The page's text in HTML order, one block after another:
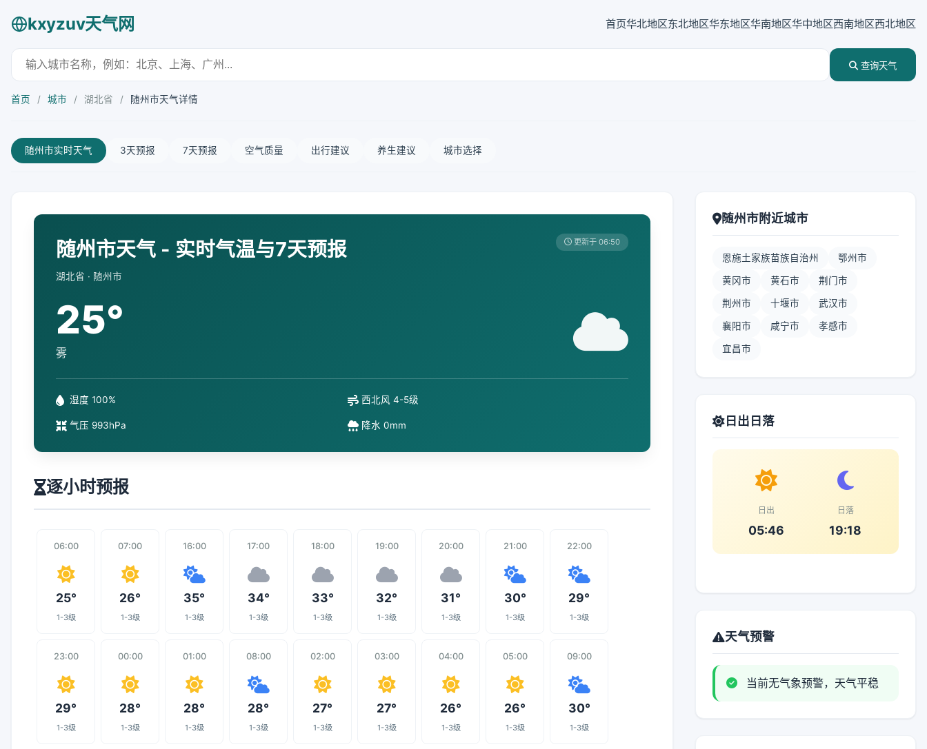
kxyzuv天气网 首页华北地区东北地区华东地区华南地区华中地区西南地区西北地区
查询天气
首页 / 城市 / 湖北省 / 随州市天气详情
随州市实时天气 3天预报 7天预报 空气质量 出行建议 养生建议 城市选择
随州市天气 - 实时气温与7天预报
湖北省 · 随州市
更新于 06:50
25°
雾
湿度 100% 西北风 4-5级
气压 993hPa 降水 0mm
逐小时预报
06:00
25°
1-3级
07:00
26°
1-3级
16:00
35°
1-3级
17:00
34°
1-3级
18:00
33°
1-3级
19:00
32°
1-3级
20:00
31°
1-3级
21:00
30°
1-3级
22:00
29°
1-3级
23:00
29°
1-3级
00:00
28°
1-3级
01:00
28°
1-3级
08:00
28°
1-3级
02:00
27°
1-3级
03:00
27°
1-3级
04:00
26°
1-3级
05:00
26°
1-3级
09:00
30°
1-3级
随州市附近城市
恩施土家族苗族自治州 鄂州市
黄冈市 黄石市 荆门市
荆州市 十堰市 武汉市
襄阳市 咸宁市 孝感市
宜昌市
日出日落
日出
05:46
日落
19:18
天气预警
当前无气象预警，天气平稳